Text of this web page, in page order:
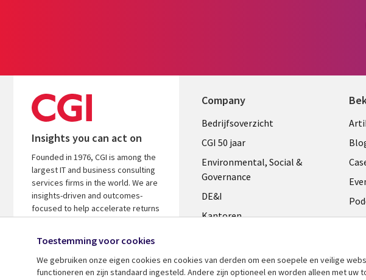
Insights you can act on
Founded in 1976, CGI is among the
largest IT and business consulting
services firms in the world. We are
insights-driven and outcomes-
focused to help accelerate returns
Company
Useful
links
NETHERLANDS
Bedrijfsoverzicht
CGI 50 jaar
Environmental, Social &
Governance
DE&I
Kantoren
Media center
Alliances
Toestemming voor cookies
We gebruiken onze eigen cookies en cookies van derden om een ​​soepele en veilige
functioneren en zijn standaard ingesteld. Andere zijn optioneel en worden alleen met